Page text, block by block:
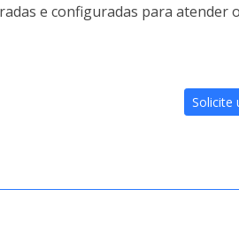
e configuradas para atender
Solicite